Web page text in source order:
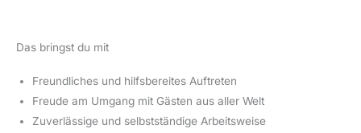
Das bringst du mit
Freundliches und hilfsbereites Auftreten
Freude am Umgang mit Gästen aus aller Welt
Zuverlässige und selbstständige Arbeitsweise